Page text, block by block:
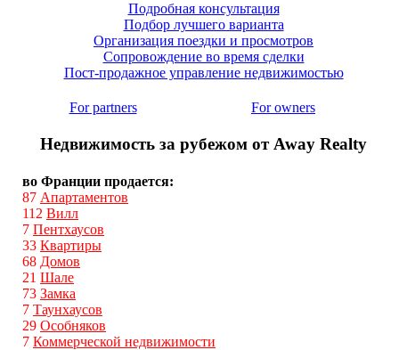
Подробная консультация
Подбор лучшего варианта
Организация поездки и просмотров
Сопровождение во время сделки
Пост-продажное управление недвижимостью
For partners For owners
Недвижимость за рубежом от Away Realty
во Франции продается:
87 Апартаментов
112 Вилл
7 Пентхаусов
33 Квартиры
68 Домов
21 Шале
73 Замка
7 Таунхаусов
29 Особняков
7 Коммерческой недвижимости